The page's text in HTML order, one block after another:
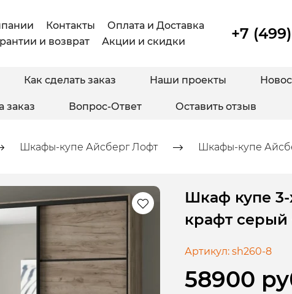
Контакты
Оплата и Доставка
и возврат
Акции и скидки +7
Как сделать заказ Наши проекты
заказ Вопрос-Ответ Оставить отзыв
Шкафы-купе Айсберг Лофт Шкафы-купе
Шкаф купе
крафт серый
Артикул: sh260-8
58900